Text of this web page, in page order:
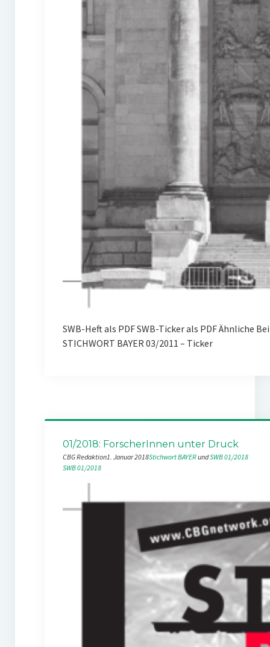
SWB-Heft als PDF SWB-Ticker als PDF Ähnliche
STICHWORT BAYER 03/2011 – Ticker
01/2018: ForscherInnen unter Druck
CBG Redaktion1. Januar 2018Stichwort BAYER und SWB 01/2018
SWB 01/2018